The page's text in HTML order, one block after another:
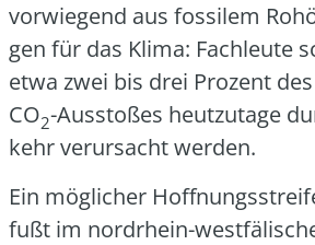
vor­wie­gend aus fos­si­lem
gen für das Kli­ma: Fach­leu­te
etwa zwei bis drei Pro­zent
CO2-Aus­sto­ßes heut­zu­ta­ge
kehr ver­ur­sacht wer­den.
Ein mög­li­cher
fußt im nord­rhein-